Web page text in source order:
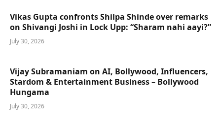
Vikas Gupta confronts Shilpa Shinde over remarks
on Shivangi Joshi in Lock Upp: “Sharam nahi aayi?”
July 30, 2026
Vijay Subramaniam on AI, Bollywood, Influencers,
Stardom & Entertainment Business – Bollywood
Hungama
July 30, 2026